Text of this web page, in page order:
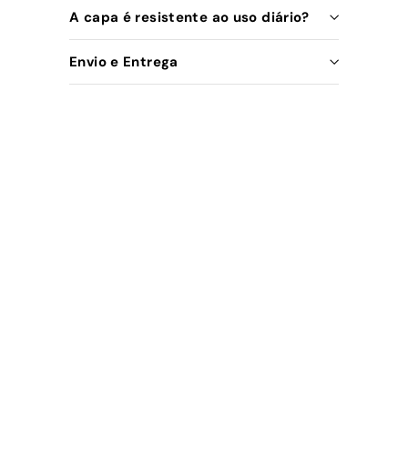
A capa é resistente ao uso diário?
Envio e Entrega